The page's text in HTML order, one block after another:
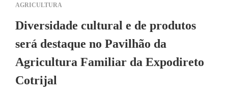
AGRICULTURA
​Diversidade cultural e de produtos
será destaque no Pavilhão da
Agricultura Familiar da Expodireto
Cotrijal